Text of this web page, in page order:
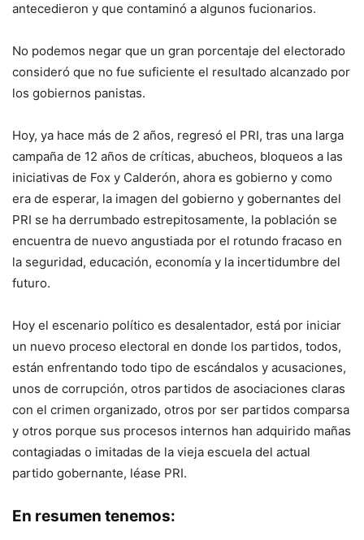
antecedieron y que contaminó a algunos fucionarios.
No podemos negar que un gran porcentaje del electorado
consideró que no fue suficiente el resultado alcanzado por
los gobiernos panistas.
Hoy, ya hace más de 2 años, regresó el PRI, tras una larga
campaña de 12 años de críticas, abucheos, bloqueos a las
iniciativas de Fox y Calderón, ahora es gobierno y como
era de esperar, la imagen del gobierno y gobernantes del
PRI se ha derrumbado estrepitosamente, la población se
encuentra de nuevo angustiada por el rotundo fracaso en
la seguridad, educación, economía y la incertidumbre del
futuro.
Hoy el escenario político es desalentador, está por iniciar
un nuevo proceso electoral en donde los partidos, todos,
están enfrentando todo tipo de escándalos y acusaciones,
unos de corrupción, otros partidos de asociaciones claras
con el crimen organizado, otros por ser partidos comparsa
y otros porque sus procesos internos han adquirido mañas
contagiadas o imitadas de la vieja escuela del actual
partido gobernante, léase PRI.
En resumen tenemos: